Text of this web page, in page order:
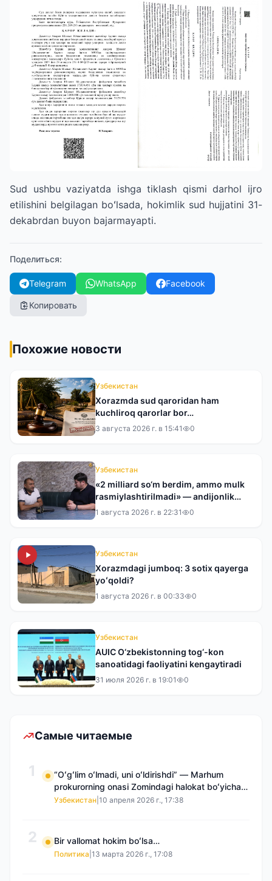
Sud ushbu vaziyatda ishga tiklash qismi darhol ijro
etilishini belgilagan boʻlsada, hokimlik sud hujjatini 31-
dekabrdan buyon bajarmayapti.
Поделиться:
Telegram WhatsApp Facebook
Копировать
Похожие новости
Узбекистан
Xorazmda sud qaroridan ham
kuchliroq qarorlar bor…
3 августа 2026 г. в 15:41 0
Узбекистан
«2 milliard so‘m berdim, ammo mulk
rasmiylashtirilmadi» — andijonlik
tadbirkor tergovdan norozi
1 августа 2026 г. в 22:31 0
Узбекистан
Xorazmdagi jumboq: 3 sotix qayerga
yoʻqoldi?
1 августа 2026 г. в 00:33 0
Узбекистан
AUIC O‘zbekistonning tog‘-kon
sanoatidagi faoliyatini kengaytiradi
31 июля 2026 г. в 19:01 0
Самые читаемые
1
“Oʻgʻlim oʻlmadi, uni oʻldirishdi” — Marhum
prokurorning onasi Zomindagi halokat boʻyicha
qayta tergov talab qilmoqda
Узбекистан 10 апреля 2026 г., 17:38
2 Bir vallomat hokim boʻlsa…
Политика 13 марта 2026 г., 17:08